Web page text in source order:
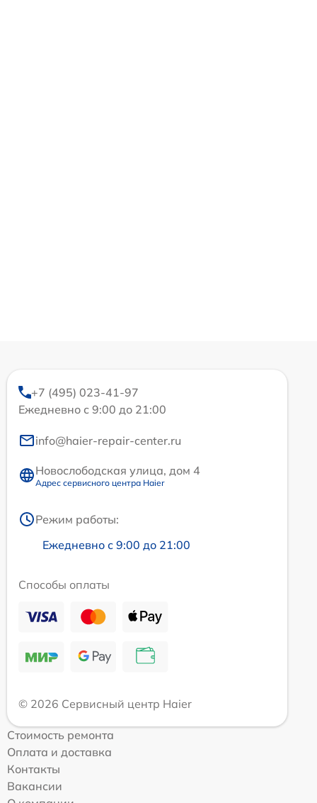
+7 (495) 023-41-97
Ежедневно с 9:00 до 21:00
info@haier-repair-center.ru
Новослободская улица, дом 4
Адрес сервисного центра Haier
Режим работы:
Ежедневно с 9:00 до 21:00
Способы оплаты
© 2026 Сервисный центр Haier
Стоимость ремонта
Оплата и доставка
Контакты
Вакансии